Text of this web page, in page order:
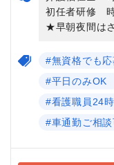
初任者研修
★早朝夜間は
#無資格でも
#平日のみOK
#看護職員24
#車通勤ご相談